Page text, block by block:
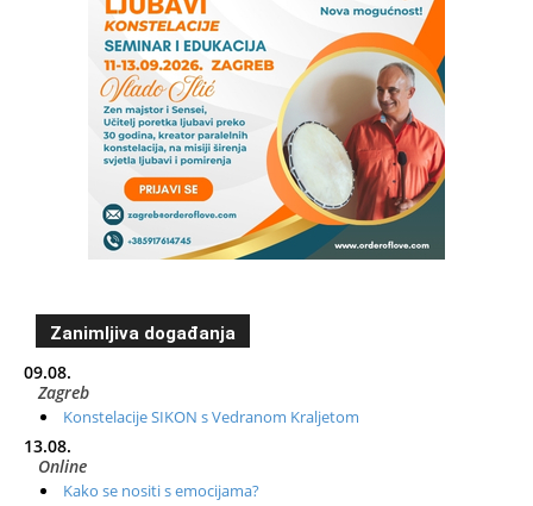
Zanimljiva događanja
09.08.
Zagreb
Konstelacije SIKON s Vedranom Kraljetom
13.08.
Online
Kako se nositi s emocijama?